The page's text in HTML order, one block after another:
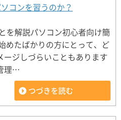
コンを習うのか？
を解説パソコン初心者向け簡
めたばかりの方にとって、ど
ジしづらいこともあります
理…
つづきを読む